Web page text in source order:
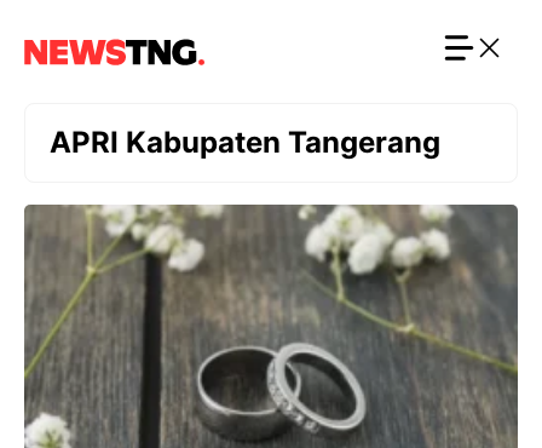
APRI Kabupaten Tangerang